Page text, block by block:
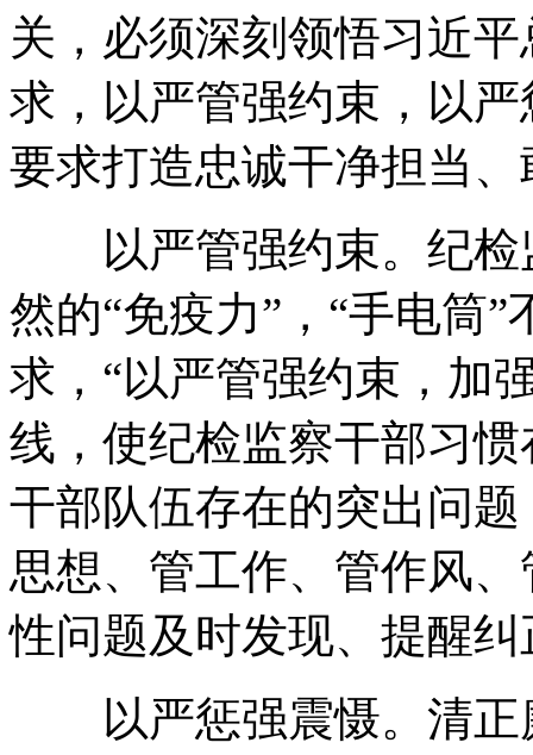
关，必须深刻领悟习近
求，以严管强约束，以
要求打造忠诚干净担当
以严管强约束。纪检
然的“免疫力”，“手电筒
求，“以严管强约束，加
线，使纪检监察干部习
干部队伍存在的突出问
思想、管工作、管作风
性问题及时发现、提醒
以严惩强震慑。清正